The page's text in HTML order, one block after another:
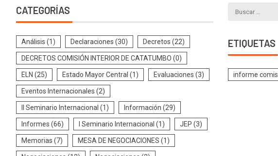
CATEGORÍAS
Análisis (1) Declaraciones (30) Decretos (22)
DECRETOS COMISIÓN INTERIOR DE CATATUMBO (0)
ELN (25) Estado Mayor Central (1) Evaluaciones (3)
Eventos Internacionales (2)
II Seminario Internacional (1) Información (29)
Informes (66) I Seminario Internacional (1) JEP (3)
Memorias (7) MESA DE NEGOCIACIONES (1)
ETIQUETAS
informe